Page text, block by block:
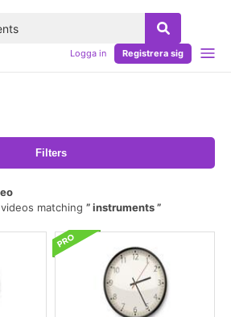
Logga in Registrera sig
Filters
matching
instruments